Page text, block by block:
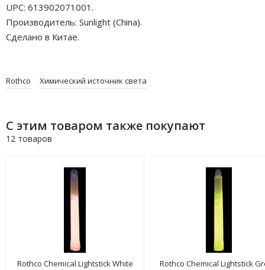
UPC: 613902071001.
Производитель: Sunlight (China).
Сделано в Китае.
Rothco Химический источник света
С этим товаром также покупают
12 товаров
Rothco Chemical Lightstick White Rothco Chemical Lightstick